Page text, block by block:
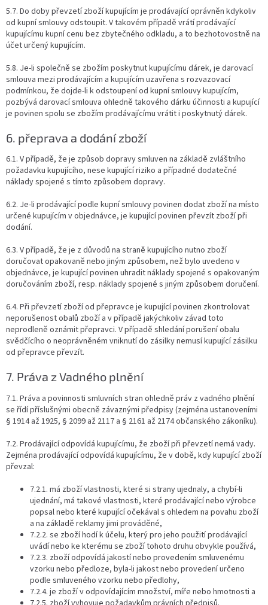
5.7. Do doby převzetí zboží kupujícím je prodávající oprávněn kdykoliv
od kupní smlouvy odstoupit. V takovém případě vrátí prodávající
kupujícímu kupní cenu bez zbytečného odkladu, a to bezhotovostně na
účet určený kupujícím.
5.8. Je-li společně se zbožím poskytnut kupujícímu dárek, je darovací
smlouva mezi prodávajícím a kupujícím uzavřena s rozvazovací
podmínkou, že dojde-li k odstoupení od kupní smlouvy kupujícím,
pozbývá darovací smlouva ohledně takového dárku účinnosti a kupující
je povinen spolu se zbožím prodávajícímu vrátit i poskytnutý dárek.
6. přeprava a dodání zboží
6.1. V případě, že je způsob dopravy smluven na základě zvláštního
požadavku kupujícího, nese kupující riziko a případné dodatečné
náklady spojené s tímto způsobem dopravy.
6.2. Je-li prodávající podle kupní smlouvy povinen dodat zboží na místo
určené kupujícím v objednávce, je kupující povinen převzít zboží při
dodání.
6.3. V případě, že je z důvodů na straně kupujícího nutno zboží
doručovat opakovaně nebo jiným způsobem, než bylo uvedeno v
objednávce, je kupující povinen uhradit náklady spojené s opakovaným
doručováním zboží, resp. náklady spojené s jiným způsobem doručení.
6.4. Při převzetí zboží od přepravce je kupující povinen zkontrolovat
neporušenost obalů zboží a v případě jakýchkoliv závad toto
neprodleně oznámit přepravci. V případě shledání porušení obalu
svědčícího o neoprávněném vniknutí do zásilky nemusí kupující zásilku
od přepravce převzít.
7. Práva z Vadného plnění
7.1. Práva a povinnosti smluvních stran ohledně práv z vadného plnění
se řídí příslušnými obecně závaznými předpisy (zejména ustanoveními
§ 1914 až 1925, § 2099 až 2117 a § 2161 až 2174 občanského zákoníku).
7.2. Prodávající odpovídá kupujícímu, že zboží při převzetí nemá vady.
Zejména prodávající odpovídá kupujícímu, že v době, kdy kupující zboží
převzal:
7.2.1. má zboží vlastnosti, které si strany ujednaly, a chybí-li
ujednání, má takové vlastnosti, které prodávající nebo výrobce
popsal nebo které kupující očekával s ohledem na povahu zboží
a na základě reklamy jimi prováděné,
7.2.2. se zboží hodí k účelu, který pro jeho použití prodávající
uvádí nebo ke kterému se zboží tohoto druhu obvykle používá,
7.2.3. zboží odpovídá jakostí nebo provedením smluvenému
vzorku nebo předloze, byla-li jakost nebo provedení určeno
podle smluveného vzorku nebo předlohy,
7.2.4. je zboží v odpovídajícím množství, míře nebo hmotnosti a